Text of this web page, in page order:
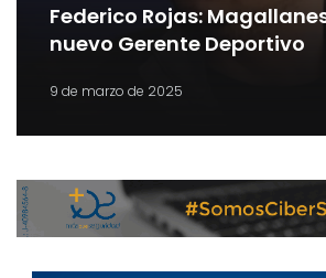
Federico Rojas:
nuevo Gerente Deportivo
9 de marzo de 2025